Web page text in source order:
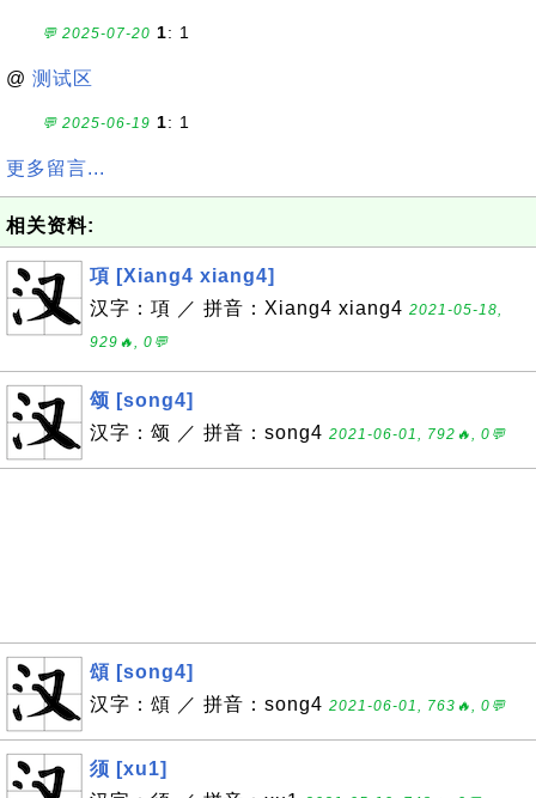
💬 2025-07-20 1: 1
@ 测试区
💬 2025-06-19 1: 1
更多留言...
相关资料:
項 [Xiang4 xiang4]
汉字：項 ／ 拼音：Xiang4 xiang4 2021-05-18,
929🔥, 0💬
颂 [song4]
汉字：颂 ／ 拼音：song4 2021-06-01, 792🔥, 0💬
頌 [song4]
汉字：頌 ／ 拼音：song4 2021-06-01, 763🔥, 0💬
须 [xu1]